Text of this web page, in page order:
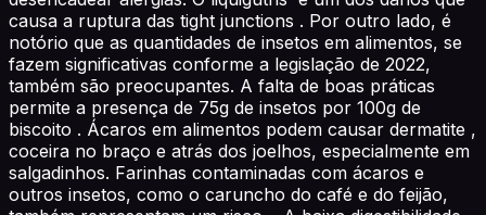
causa a ruptura das tight junctions . Por outro lado, é
notório que as quantidades de insetos em alimentos, se
fazem significativas conforme a legislação de 2022,
também são preocupantes. A falta de boas práticas
permite a presença de 75g de insetos por 100g de
biscoito . Ácaros em alimentos podem causar dermatite ,
coceira no braço e atrás dos joelhos, especialmente em
salgadinhos. Farinhas contaminadas com ácaros e
outros insetos, como o caruncho do café e do feijão,